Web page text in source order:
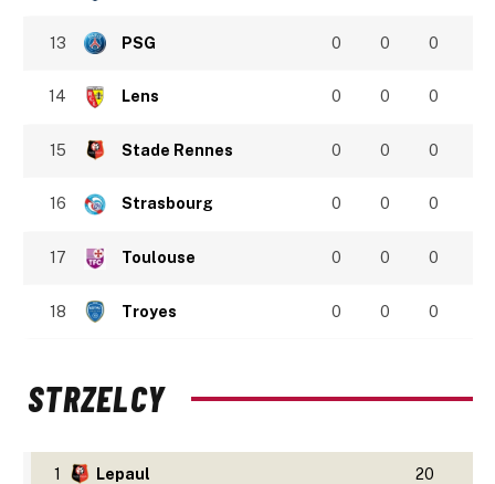
13 PSG 0 0 0
14 Lens 0 0 0
15 Stade Rennes 0 0 0
16 Strasbourg 0 0 0
17 Toulouse 0 0 0
18 Troyes 0 0 0
STRZELCY
1 Lepaul 20